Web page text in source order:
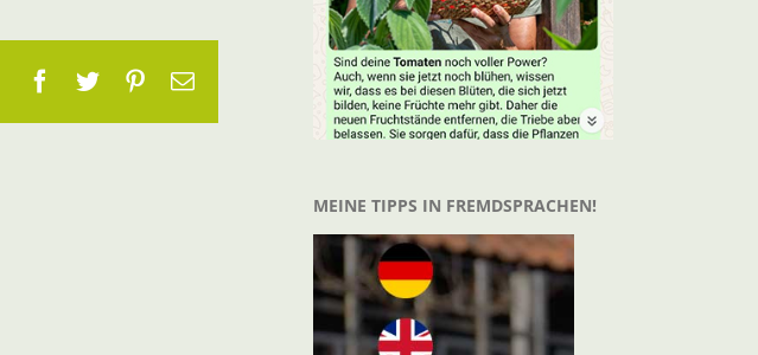
Facebook
TwitterPinterest
E-
MEINE TIPPS IN FREMDSPRACHEN!